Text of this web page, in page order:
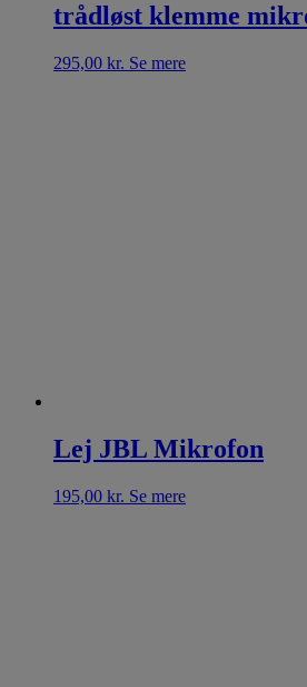
trådløst klemme
295,00 kr. Se mere
Lej JBL Mikrofon
195,00 kr. Se mere